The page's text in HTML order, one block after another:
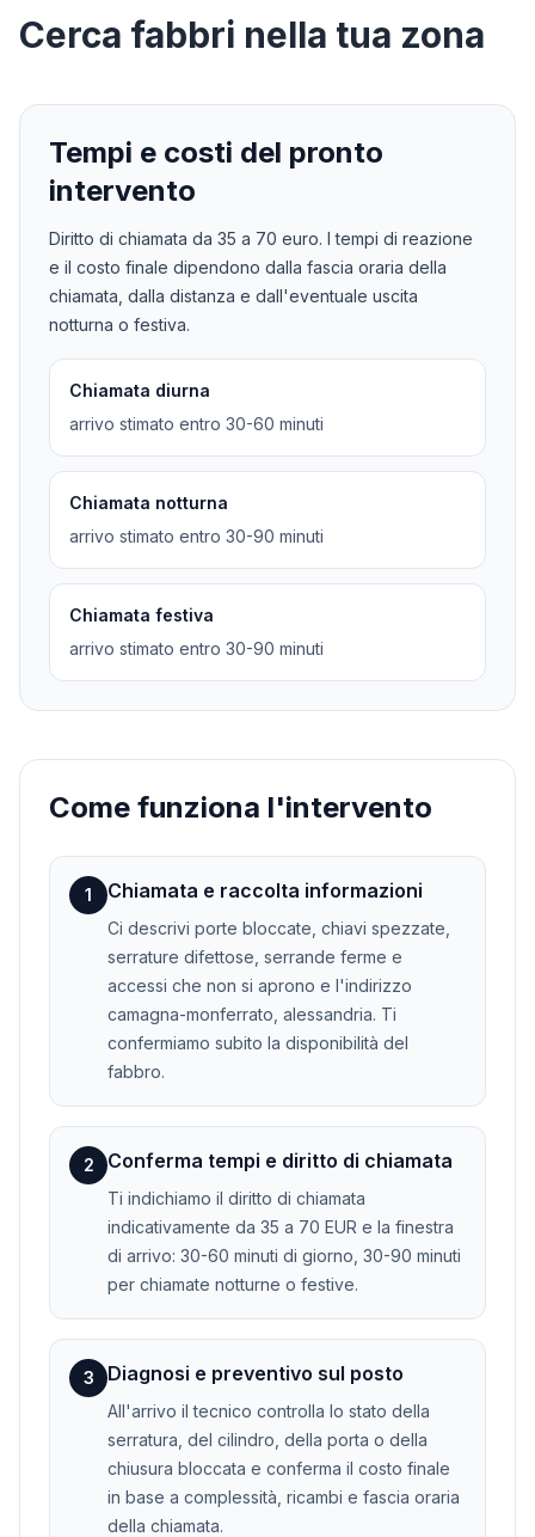
Cerca fabbri nella tua zona
Tempi e costi del pronto
intervento
Diritto di chiamata da 35 a 70 euro. I tempi di reazione
e il costo finale dipendono dalla fascia oraria della
chiamata, dalla distanza e dall'eventuale uscita
notturna o festiva.
Chiamata diurna
arrivo stimato entro 30-60 minuti
Chiamata notturna
arrivo stimato entro 30-90 minuti
Chiamata festiva
arrivo stimato entro 30-90 minuti
Come funziona l'intervento
1 Chiamata e raccolta informazioni
Ci descrivi porte bloccate, chiavi spezzate,
serrature difettose, serrande ferme e
accessi che non si aprono e l'indirizzo
camagna-monferrato, alessandria. Ti
confermiamo subito la disponibilità del
fabbro.
2 Conferma tempi e diritto di chiamata
Ti indichiamo il diritto di chiamata
indicativamente da 35 a 70 EUR e la finestra
di arrivo: 30-60 minuti di giorno, 30-90 minuti
per chiamate notturne o festive.
3 Diagnosi e preventivo sul posto
All'arrivo il tecnico controlla lo stato della
serratura, del cilindro, della porta o della
chiusura bloccata e conferma il costo finale
in base a complessità, ricambi e fascia oraria
della chiamata.